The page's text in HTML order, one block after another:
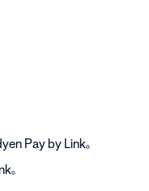
Pay by Link。
。